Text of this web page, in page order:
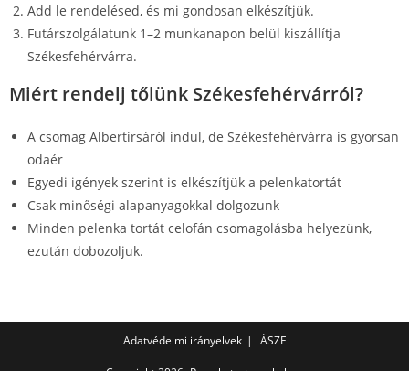
Add le rendelésed, és mi gondosan elkészítjük.
Futárszolgálatunk 1–2 munkanapon belül kiszállítja
Székesfehérvárra.
Miért rendelj tőlünk Székesfehérvárról?
A csomag Albertirsáról indul, de Székesfehérvárra is gyorsan
odaér
Egyedi igények szerint is elkészítjük a pelenkatortát
Csak minőségi alapanyagokkal dolgozunk
Minden pelenka tortát celofán csomagolásba helyezünk,
ezután dobozoljuk.
Adatvédelmi irányelvek ÁSZF